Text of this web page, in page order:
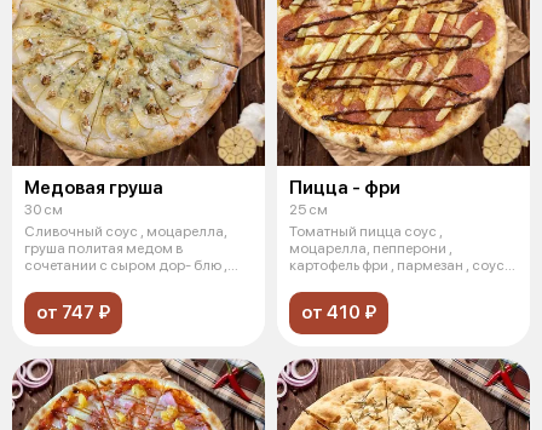
Медовая груша
30 см
Сливочный соус , моцарелла,
груша политая медом в
сочетании с сыром дор- блю ,
от 747 ₽
Пицца - фри
25 см
Томатный пицца соус ,
моцарелла, пепперони ,
картофель фри , пармезан , соус
от 410 ₽